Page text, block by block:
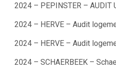
2024 – PEPINSTER – AUDIT
2024 – HERVE – Audit
2024 – HERVE – Audit
2024 – SCHAERBEEK –